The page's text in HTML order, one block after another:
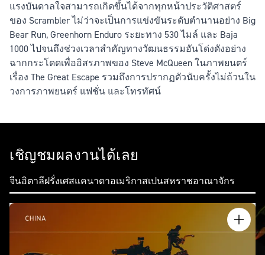
แรงบันดาลใจสามารถเกิดขึ้นได้จากทุกหน้าประวัติศาสตร์
ของ Scrambler ไม่ว่าจะเป็นการแข่งขันระดับตำนานอย่าง Big
Bear Run, Greenhorn Enduro ระยะทาง 530 ไมล์ และ Baja
1000 ไปจนถึงช่วงเวลาสำคัญทางวัฒนธรรมอันโด่งดังอย่าง
ฉากกระโดดเพื่ออิสรภาพของ Steve McQueen ในภาพยนตร์
เรื่อง The Great Escape รวมถึงการปรากฏตัวนับครั้งไม่ถ้วนใน
วงการภาพยนตร์ แฟชั่น และโทรทัศน์
เชิญชมผลงานได้เลย
จีนอิตาลีฝรั่งเศสแคนาดาอเมริกาสเปนสหราชอาณาจักร